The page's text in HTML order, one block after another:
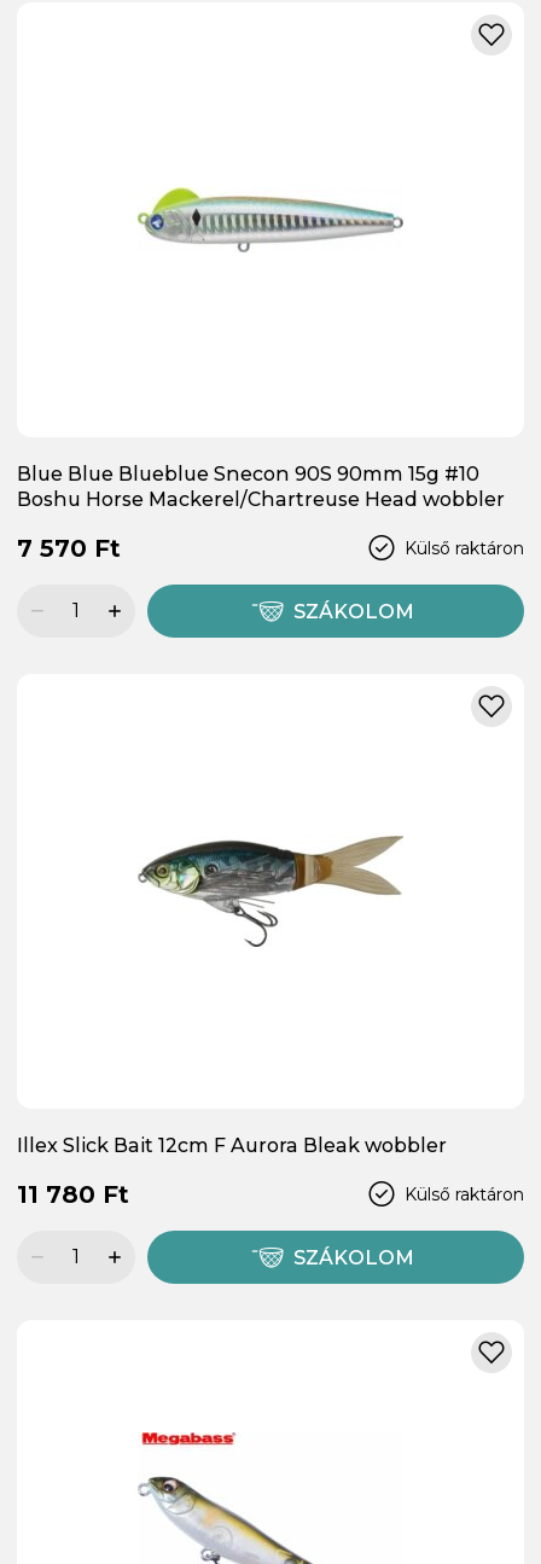
Blue Blue Blueblue Snecon 90S 90mm 15g #10
Boshu Horse Mackerel/Chartreuse Head wobbler
Külső raktáron
7 570 Ft
SZÁKOLOM
Illex Slick Bait 12cm F Aurora Bleak wobbler
Külső raktáron
11 780 Ft
SZÁKOLOM